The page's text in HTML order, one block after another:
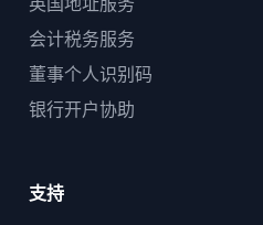
会计税务服务
董事个人识别码
银行开户协助
支持